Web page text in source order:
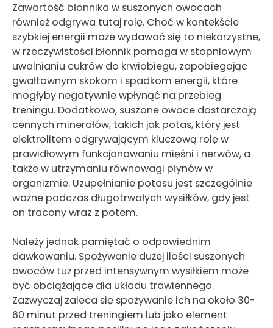
Zawartość błonnika w suszonych owocach
również odgrywa tutaj rolę. Choć w kontekście
szybkiej energii może wydawać się to niekorzystne,
w rzeczywistości błonnik pomaga w stopniowym
uwalnianiu cukrów do krwiobiegu, zapobiegając
gwałtownym skokom i spadkom energii, które
mogłyby negatywnie wpłynąć na przebieg
treningu. Dodatkowo, suszone owoce dostarczają
cennych minerałów, takich jak potas, który jest
elektrolitem odgrywającym kluczową rolę w
prawidłowym funkcjonowaniu mięśni i nerwów, a
także w utrzymaniu równowagi płynów w
organizmie. Uzupełnianie potasu jest szczególnie
ważne podczas długotrwałych wysiłków, gdy jest
on tracony wraz z potem.
Należy jednak pamiętać o odpowiednim
dawkowaniu. Spożywanie dużej ilości suszonych
owoców tuż przed intensywnym wysiłkiem może
być obciążające dla układu trawiennego.
Zazwyczaj zaleca się spożywanie ich na około 30-
60 minut przed treningiem lub jako element